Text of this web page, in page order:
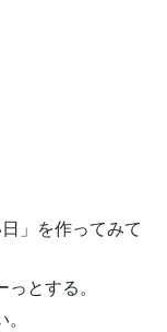
」を作ってみて
とする。